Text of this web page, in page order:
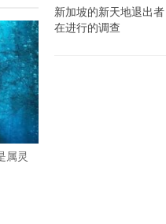
属灵
新加坡的新天地退出
在进行的调查